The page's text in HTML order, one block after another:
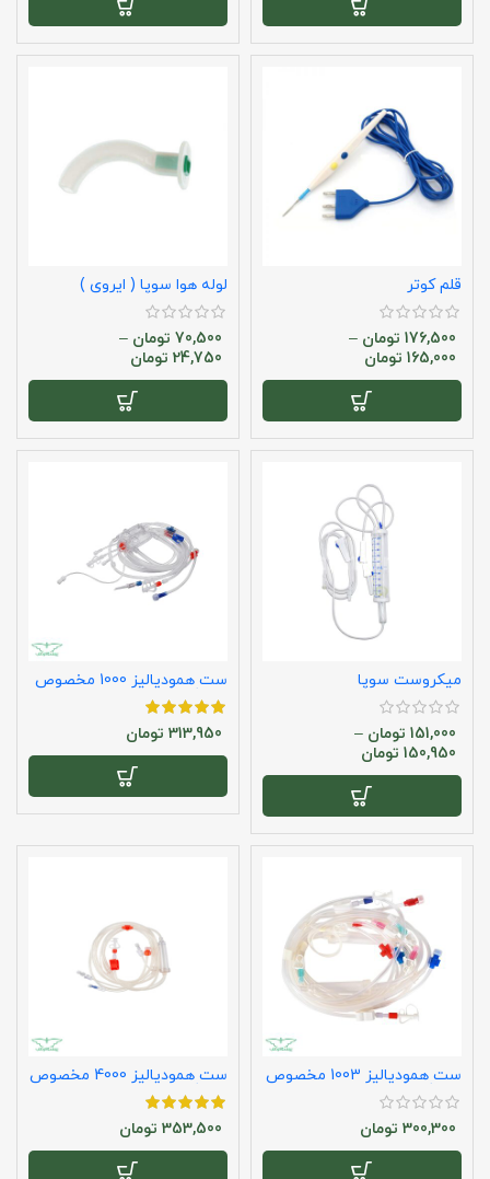
قلم کوتر
176,500 تومان –
165,000 تومان
لوله هوا سوپا ( ایروی )
70,500 تومان –
24,750 تومان
میکروست سوپا
151,000 تومان –
150,950 تومان
ست همودیالیز 1000 مخصوص
دستگاه گمبرو
313,950 تومان
ست همودیالیز 1003 مخصوص
دستگاه گمبرو
300,300 تومان
ست همودیالیز 4000 مخصوص
دستگاه فرزنیوس
353,500 تومان